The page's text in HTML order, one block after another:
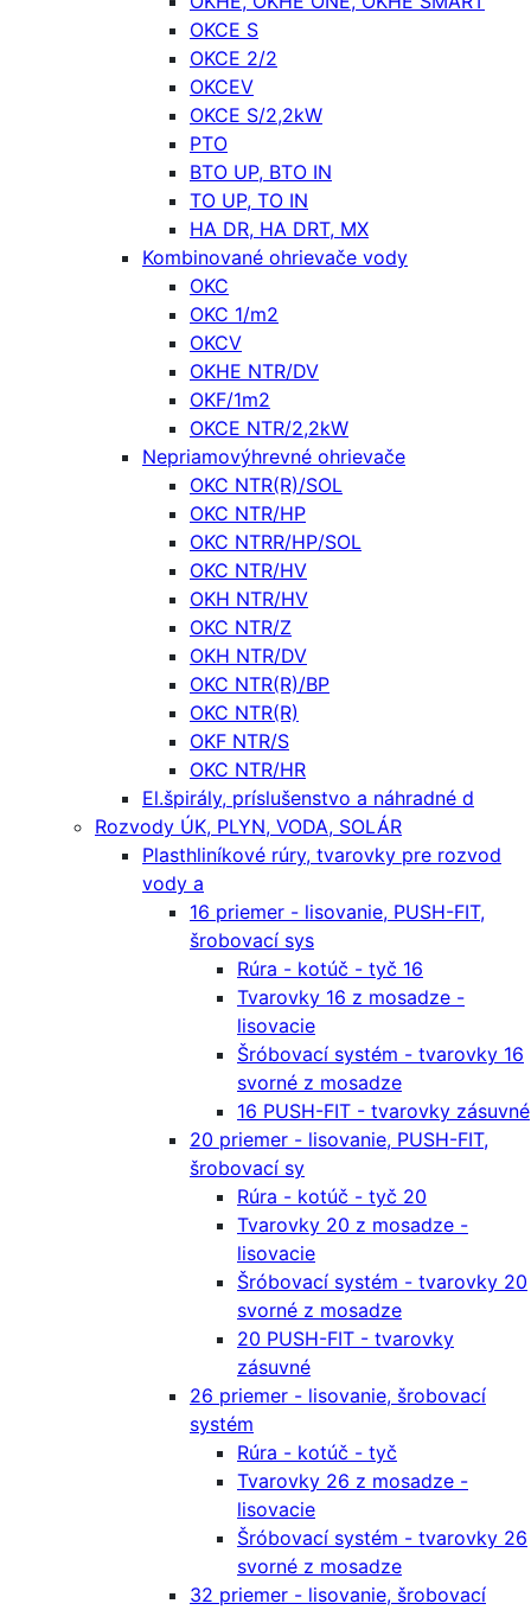
OKCE S
OKCE 2/2
OKCEV
OKCE S/2,2kW
PTO
BTO UP, BTO IN
TO UP, TO IN
HA DR, HA DRT, MX
Kombinované ohrievače vody
OKC
OKC 1/m2
OKCV
OKHE NTR/DV
OKF/1m2
OKCE NTR/2,2kW
Nepriamovýhrevné ohrievače
OKC NTR(R)/SOL
OKC NTR/HP
OKC NTRR/HP/SOL
OKC NTR/HV
OKH NTR/HV
OKC NTR/Z
OKH NTR/DV
OKC NTR(R)/BP
OKC NTR(R)
OKF NTR/S
OKC NTR/HR
El.špirály, príslušenstvo a náhradné d
Rozvody ÚK, PLYN, VODA, SOLÁR
Plasthliníkové rúry, tvarovky pre rozvod
vody a
16 priemer - lisovanie, PUSH-FIT,
šrobovací sys
Rúra - kotúč - tyč 16
Tvarovky 16 z mosadze -
lisovacie
Šróbovací systém - tvarovky 16
svorné z mosadze
16 PUSH-FIT - tvarovky zásuvné
20 priemer - lisovanie, PUSH-FIT,
šrobovací sy
Rúra - kotúč - tyč 20
Tvarovky 20 z mosadze -
lisovacie
Šróbovací systém - tvarovky 20
svorné z mosadze
20 PUSH-FIT - tvarovky
zásuvné
26 priemer - lisovanie, šrobovací
systém
Rúra - kotúč - tyč
Tvarovky 26 z mosadze -
lisovacie
Šróbovací systém - tvarovky 26
svorné z mosadze
32 priemer - lisovanie, šrobovací